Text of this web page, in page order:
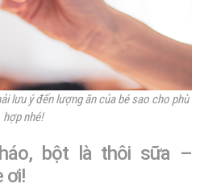
lưu ý đến lượng ăn của bé sao cho phù
hợp nhé!
bột là thôi sữa –
ơi!